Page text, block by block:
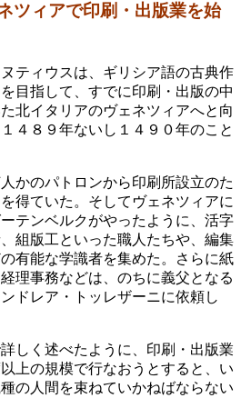
ツィアで印刷・出版業を始
ティウスは、ギリシア語の古典作
目指して、すでに印刷・出版の中
北イタリアのヴェネツィアへと向
４８９年ないし１４９０年のこと
かのパトロンから印刷所設立のた
得ていた。そしてヴェネツィアに
テンベルクがやったように、活字
組版工といった職人たちや、編集
有能な学識者を集めた。さらに紙
理事務などは、のちに義父となる
ドレア・トッレザーニに依頼し
しく述べたように、印刷・出版業
上の規模で行なおうとすると、い
の人間を束ねていかねばならない